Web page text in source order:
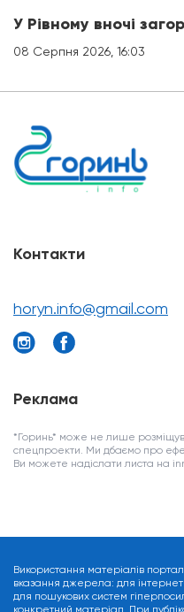
У Рівному вночі
08 Серпня 2026, 16:03
Контакти
horyn.info@gmail.com
Реклама
*Горинь* може не лише
спецпроекти. Ми дбаємо про
Ви можете надіслати листа на
Використання матеріалів
вказання джерела: для
для пошукових систем
конкретний матеріал. При